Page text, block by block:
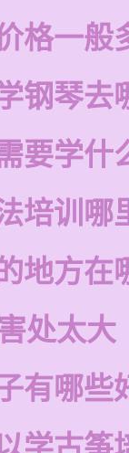
格一般
钢琴去
要学什
培训哪
地方在
处太大
有哪些